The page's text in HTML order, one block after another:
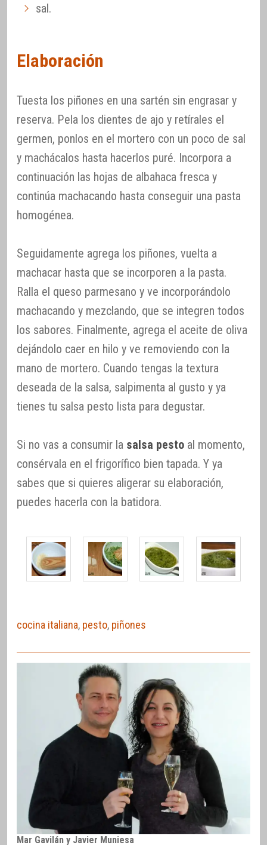
sal.
Elaboración
Tuesta los piñones en una sartén sin engrasar y
reserva. Pela los dientes de ajo y retírales el
germen, ponlos en el mortero con un poco de sal
y machácalos hasta hacerlos puré. Incorpora a
continuación las hojas de albahaca fresca y
continúa machacando hasta conseguir una pasta
homogénea.
Seguidamente agrega los piñones, vuelta a
machacar hasta que se incorporen a la pasta.
Ralla el queso parmesano y ve incorporándolo
machacando y mezclando, que se integren todos
los sabores. Finalmente, agrega el aceite de oliva
dejándolo caer en hilo y ve removiendo con la
mano de mortero. Cuando tengas la textura
deseada de la salsa, salpimenta al gusto y ya
tienes tu salsa pesto lista para degustar.
Si no vas a consumir la salsa pesto al momento,
consérvala en el frigorífico bien tapada. Y ya
sabes que si quieres aligerar su elaboración,
puedes hacerla con la batidora.
cocina italiana, pesto, piñones
Mar Gavilán y Javier Muniesa